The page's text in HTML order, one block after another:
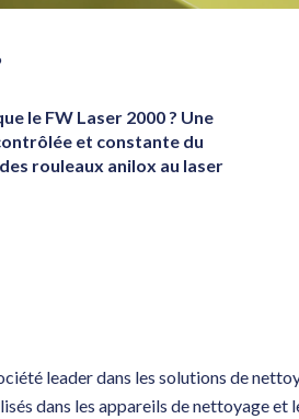
le FW Laser 2000 ? Une
et constante du
rouleaux anilox au laser
leader dans les solutions de
dans les appareils de nettoyage et